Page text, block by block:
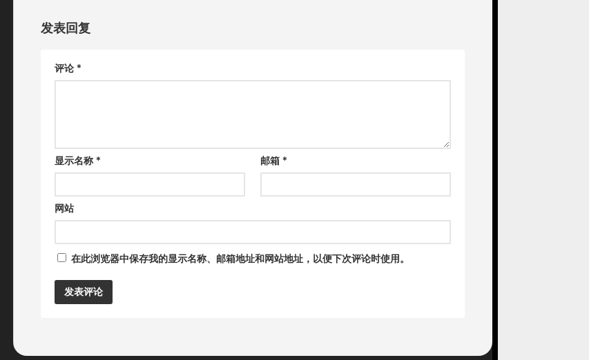
发表回复
评论 *
显示名称 * 邮箱*
网站
在此浏览器中保存我的显示名称、邮箱地址和网站地址，以便下次评论时使用。